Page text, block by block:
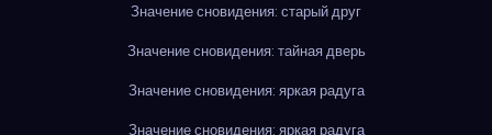
Значение сновидения: старый друг
Значение сновидения: тайная дверь
Значение сновидения: яркая радуга
Значение сновидения: яркая радуга